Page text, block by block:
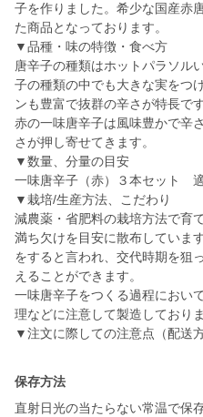
子を作りました。希少な国産赤
た商品となっております。
▼品種・味の特徴・食べ方
唐辛子の種類はホットパラソル
子の種類の中でも大きな実をつ
ンも豊富で抜群の辛さが特長です
赤の一味唐辛子は風味豊かで辛
さが押し寄せてきます。
▼数量、分量の目安
一味唐辛子（赤）３本セット
▼栽培/生産方法、こだわり
減農薬・省肥料の栽培方法で育
満ち欠けを目安に散布していま
をすると言われ、交代時期を狙
えることができます。
一味唐辛子をつくる過程におい
理などに注意して製造しておりま
▼注文に際しての注意点（配送
保存方法
直射日光の当たらない常温で保